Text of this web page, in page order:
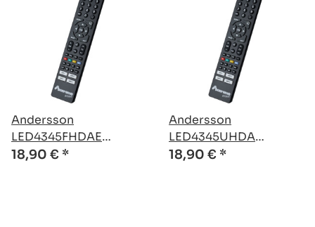
Andersson
LED4345FHDAE
kompatible Ersatz
18,90 € *
Andersson
LED4345UHDA
kompatible Ersatz
18,90 € *